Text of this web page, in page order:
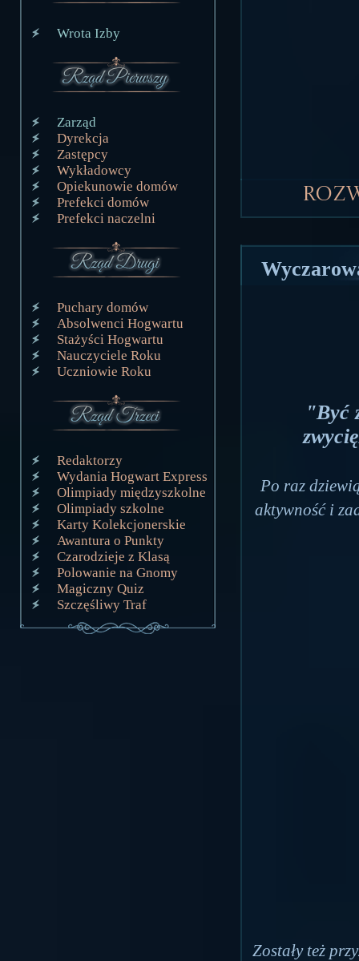
Wrota Izby
Zarząd
Dyrekcja
Zastępcy
Wykładowcy
Opiekunowie domów
Prefekci domów
Prefekci naczelni
Puchary domów
Absolwenci Hogwartu
Stażyści Hogwartu
Nauczyciele Roku
Uczniowie Roku
Redaktorzy
Wydania Hogwart Express
Olimpiady międzyszkolne
Olimpiady szkolne
Karty Kolekcjonerskie
Awantura o Punkty
Czarodzieje z Klasą
Polowanie na Gnomy
Magiczny Quiz
Szczęśliwy Traf
"Być
Po raz
aktywność i
Zostały też